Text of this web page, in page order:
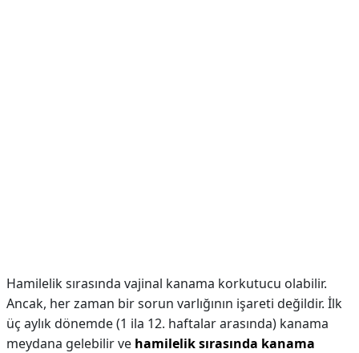
Hamilelik sırasında vajinal kanama korkutucu olabilir.
Ancak, her zaman bir sorun varlığının işareti değildir. İlk
üç aylık dönemde (1 ila 12. haftalar arasında) kanama
meydana gelebilir ve hamilelik sırasında kanama